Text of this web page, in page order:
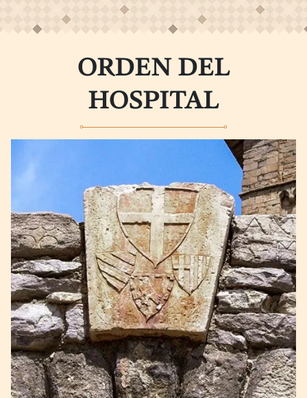
ORDEN DEL
HOSPITAL